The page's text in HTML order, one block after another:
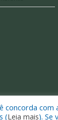
concorda com
(Leia mais). Se